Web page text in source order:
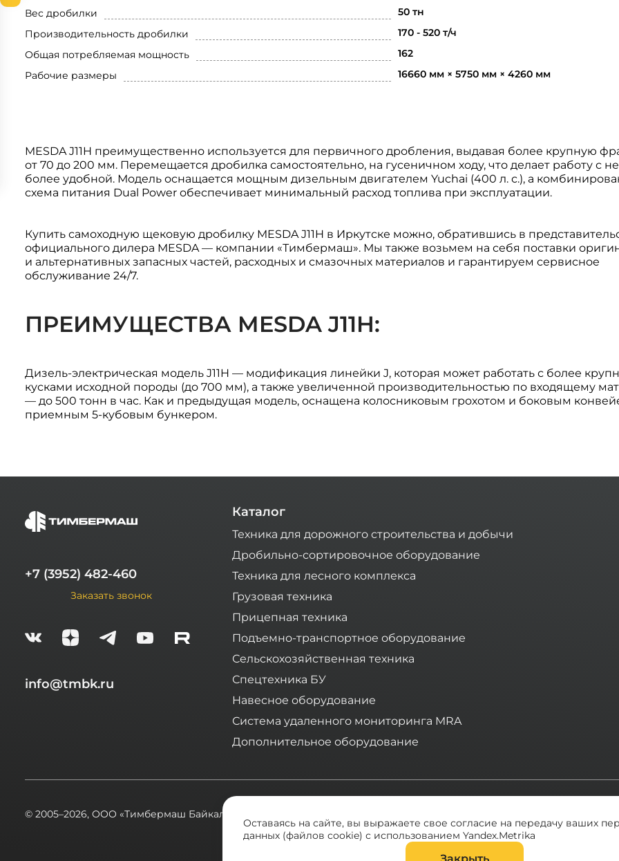
Вес дробилки 50 тн
Производительность дробилки 170 - 520 т/ч
Общая потребляемая мощность 162
Рабочие размеры 16660 мм × 5750 мм × 4260 мм
MESDA J11H преимущественно используется для первичного дробления, выдавая более крупную
от 70 до 200 мм. Перемещается дробилка самостоятельно, на гусеничном ходу, что делает работу с
более удобной. Модель оснащается мощным дизельным двигателем Yuchai (400 л. с.), а
схема питания Dual Power обеспечивает минимальный расход топлива при эксплуатации.
Купить самоходную щековую дробилку MESDA J11H в Иркутске можно, обратившись в
официального дилера MESDA — компании «Тимбермаш». Мы также возьмем на себя поставки
и альтернативных запасных частей, расходных и смазочных материалов и гарантируем сервисное
обслуживание 24/7.
ПРЕИМУЩЕСТВА MESDA J11H:
Дизель-электрическая модель J11H — модификация линейки J, которая может работать с более
кусками исходной породы (до 700 мм), а также увеличенной производительностью по входящему
— до 500 тонн в час. Как и предыдущая модель, оснащена колосниковым грохотом и боковым
приемным 5-кубовым бункером.
+7 (3952) 482-460
Заказать звонок
info@tmbk.ru
Каталог
Техника для дорожного строительства и добычи
Дробильно-сортировочное оборудование
Техника для лесного комплекса
Грузовая техника
Прицепная техника
Подъемно-транспортное оборудование
Сельскохозяйственная техника
Спецтехника БУ
Навесное оборудование
Система удаленного мониторинга MRA
Дополнительное оборудование
© 2005–2026, ООО «Тимбермаш Байкал»
Оставаясь на сайте, вы выражаете свое согласие на передачу ваших
данных (файлов cookie) с использованием Yandex.Metrika